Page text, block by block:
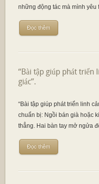
những động tác mà mình yêu
Đọc thêm
“Bài tập giúp phát triển
giác”.
“Bài tập giúp phát triển linh
chuẩn bị: Ngồi bán già hoặc
thẳng. Hai bàn tay mở ngửa
Đọc thêm